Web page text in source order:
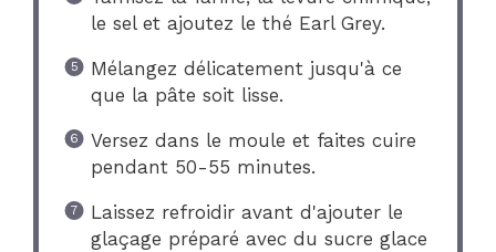
le sel et ajoutez le thé Earl Grey.
Mélangez délicatement jusqu'à ce
que la pâte soit lisse.
Versez dans le moule et faites cuire
pendant 50-55 minutes.
Laissez refroidir avant d'ajouter le
glaçage préparé avec du sucre glace